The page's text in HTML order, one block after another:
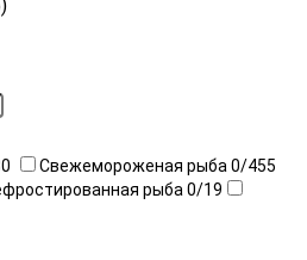
Свежемороженая рыба 0/455
рыба 0/19